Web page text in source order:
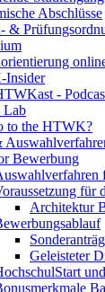
Abschlüsse
&
Insider
-
Lab
to the HTWK?
Bewerbung
für
Architektur
Geleisteter